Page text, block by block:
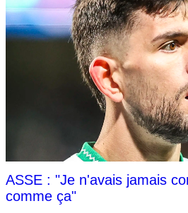
ASSE : "Je n'avais jamais
comme ça"